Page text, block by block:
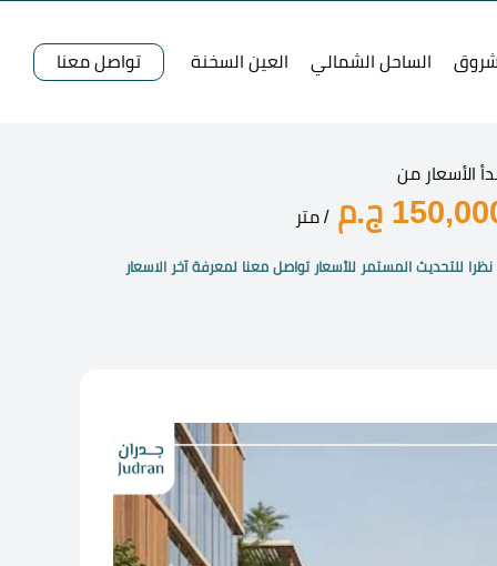
الساحل الشمالي العين السخنة تواصل معنا
الأسعار من
ج.م / متر
نظرا للتحديث المستمر للأسعار تواصل معنا لمعرفة آخر الاسعار